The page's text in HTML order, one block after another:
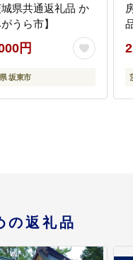
城県共通返礼品 か
うら市】
円
坂東市
の返礼品